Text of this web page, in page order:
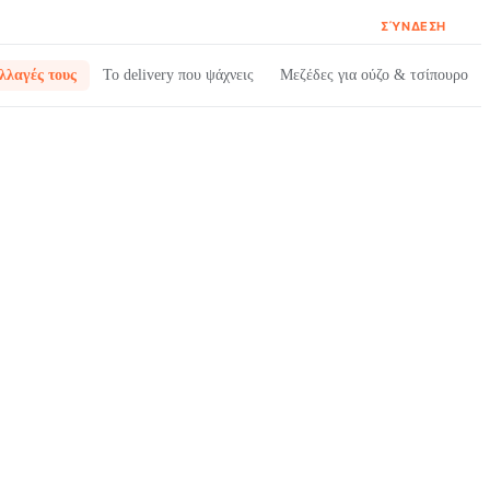
ΣΎΝΔΕΣΗ
τους Το delivery που ψάχνεις Μεζέδες για ούζο & τσίπουρο